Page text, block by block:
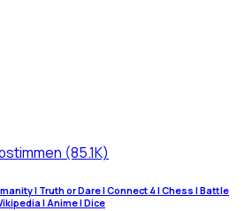
(85.1K)
| Truth or Dare | Connect 4 | Chess | Battle
| Anime | Dice